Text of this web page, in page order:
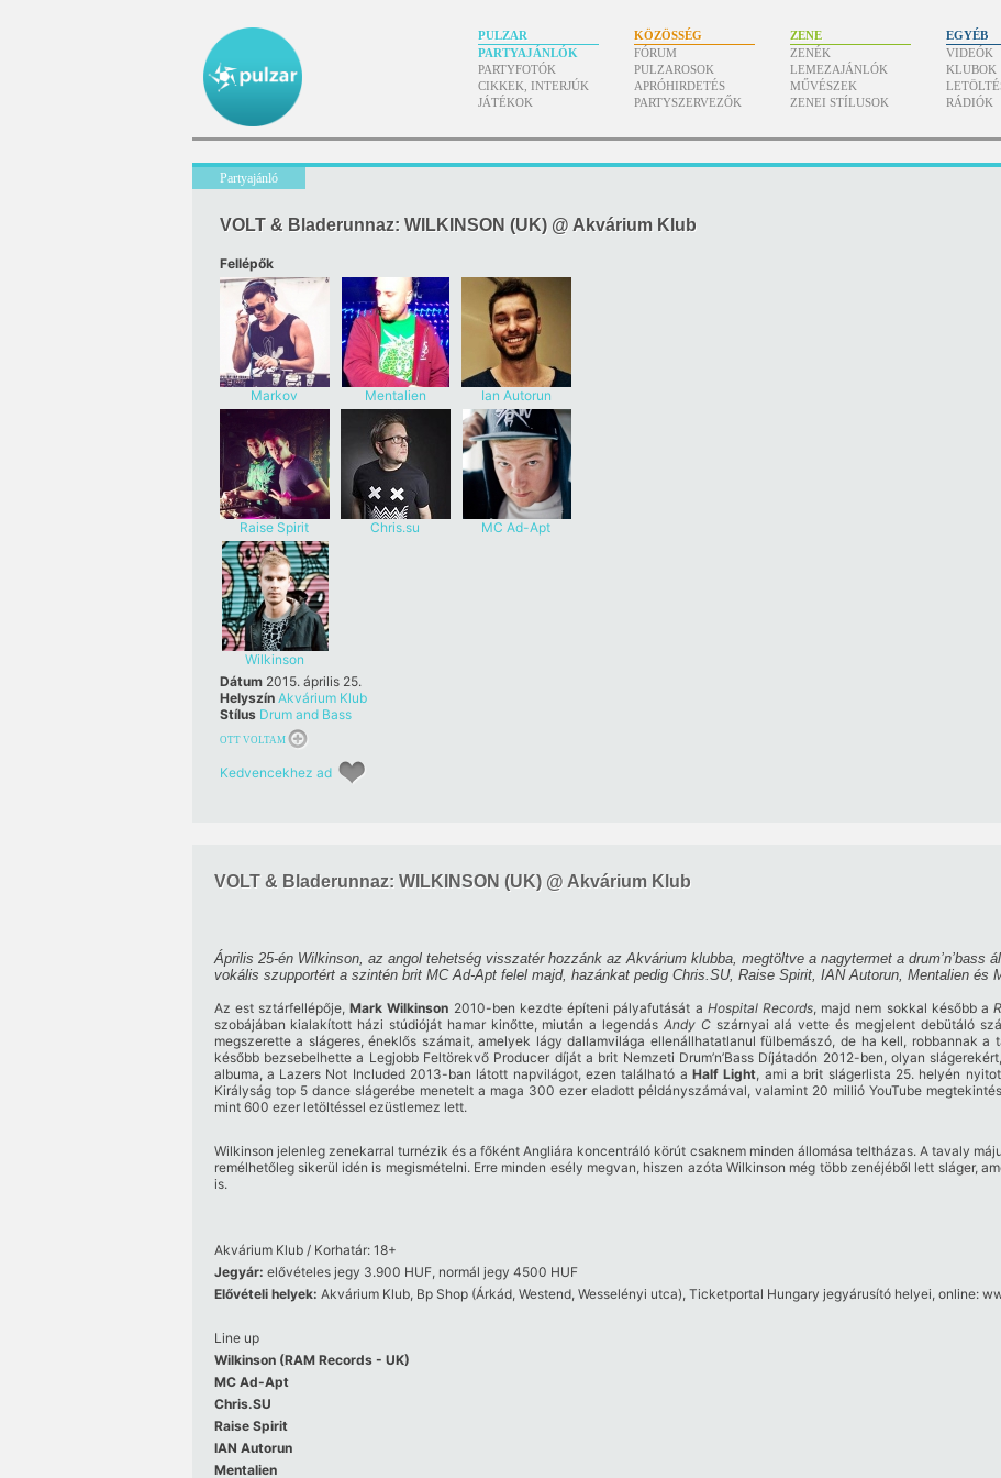
PULZAR
PARTYAJÁNLÓK
PARTYFOTÓK
CIKKEK, INTERJÚK
JÁTÉKOK
KÖZÖSSÉG
FÓRUM
PULZAROSOK
APRÓHIRDETÉS
PARTYSZERVEZŐK
ZENE
ZENÉK
LEMEZAJÁNLÓK
MŰVÉSZEK
ZENEI STÍLUSOK
EGYÉB
VIDEÓK
KLUBOK
RÁDIÓK
Partyajánló
VOLT & Bladerunnaz: WILKINSON (UK) @ Akvárium Klub
Fellépők
Markov Mentalien Ian Autorun
Raise Spirit Chris.su MC Ad-Apt
Wilkinson
Dátum 2015. április 25.
Helyszín Akvárium Klub
Stílus Drum and Bass
OTT VOLTAM
Kedvencekhez ad
VOLT & Bladerunnaz: WILKINSON (UK) @ Akvárium Klub
Április 25-én Wilkinson, az angol tehetség visszatér hozzánk az Akvárium klubba, megtöltve a nagytermet a drum’n’bass
vokális szupportért a szintén brit MC Ad-Apt felel majd, hazánkat pedig Chris.SU, Raise Spirit, IAN Autorun, Mentalien és
Az est sztárfellépője,Mark Wilkinson 2010-ben kezdte építeni pályafutását a Hospital Records, majd nem sokkal később a
szobájában kialakított házi stúdióját hamar kinőtte, miután a legendás Andy Cszárnyai alá vette és megjelent debütáló
megszerette a slágeres, éneklős számait, amelyek lágy dallamvilága ellenállhatatlanul fülbemászó, de ha kell, robbannak
később bezsebelhette a Legjobb Feltörekvő Producer díját a brit Nemzeti Drum’n’Bass Díjátadón 2012-ben, olyan
albuma, a Lazers Not Included 2013-ban látott napvilágot, ezen található aHalf Light, ami a brit slágerlista 25. helyén
Királyság top 5 dance slágerébe menetelt a maga 300 ezer eladott példányszámával, valamint 20 millió YouTube
mint 600 ezer letöltéssel ezüstlemez lett.
Wilkinson jelenleg zenekarral turnézik és a főként Angliára koncentráló körút csaknem minden állomása teltházas. A tavaly
remélhetőleg sikerül idén is megismételni. Erre minden esély megvan, hiszen azóta Wilkinson még több zenéjéből lett sláger,
is.
Akvárium Klub / Korhatár: 18+
Jegyár: elővételes jegy 3.900 HUF, normál jegy 4500 HUF
Elővételi helyek: Akvárium Klub, Bp Shop (Árkád, Westend, Wesselényi utca), Ticketportal Hungary jegyárusító helyei, online:
Line up
Wilkinson (RAM Records - UK)
MC Ad-Apt
Chris.SU
Raise Spirit
IAN Autorun
Mentalien